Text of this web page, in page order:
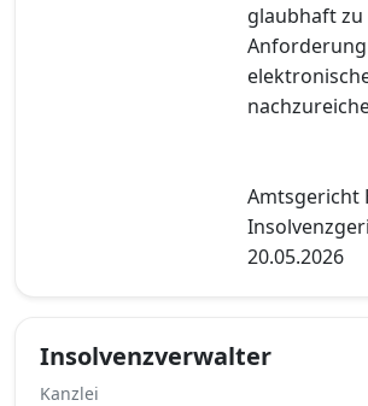
glaubhaft
Amtsgericht
20.05.2026
Insolvenzverwalter
Kanzlei